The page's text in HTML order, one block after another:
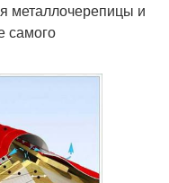
металлочерепицы и
самого